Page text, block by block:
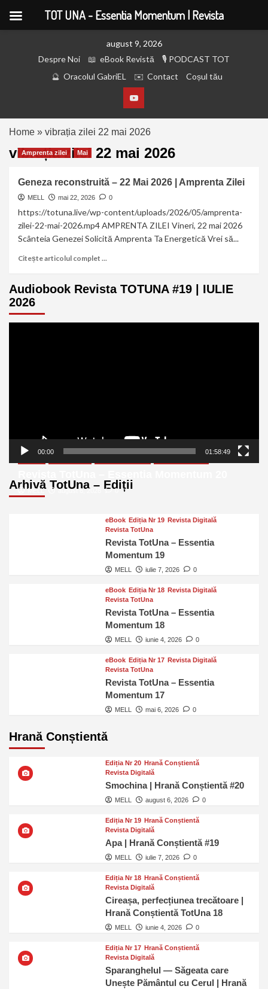
august 9, 2026
Despre Noi
eBook Revistă
PODCAST TOT
Oracolul GabriEL
Contact Coșul tău
Home » vibrația zilei 22 mai 2026
vibrația zilei 22 mai 2026
Amprenta zilei Mai
Geneza reconstruită – 22 Mai 2026 | Amprenta Zilei
MELL mai 22, 2026 0
https://totuna.live/wp-content/uploads/2026/05/amprenta-
zilei-22-mai-2026.mp4 AMPRENTA ZILEI Vineri, 22 mai 2026
Scânteia Genezei Solicită Amprenta Ta Energetică Vrei să...
Citește articolul complet ...
Audiobook Revista TOTUNA #19 | IULIE
2026
00:00 01:58:49
Arhivă TotUna – Ediții
MELL august 6, 2026 0
eBook Ediția Nr 19 Revista Digitală
Revista TotUna
Revista TotUna – Essentia
Momentum 19
MELL iulie 7, 2026 0
eBook Ediția Nr 18 Revista Digitală
Revista TotUna
Revista TotUna – Essentia
Momentum 18
MELL iunie 4, 2026 0
eBook Ediția Nr 17 Revista Digitală
Revista TotUna
Revista TotUna – Essentia
Momentum 17
MELL mai 6, 2026 0
Hrană Conștientă
Ediția Nr 20 Hrană Conștientă
Revista Digitală
Smochina | Hrană Conștientă #20
MELL august 6, 2026 0
Ediția Nr 19 Hrană Conștientă
Revista Digitală
Apa | Hrană Conștientă #19
MELL iulie 7, 2026 0
Ediția Nr 18 Hrană Conștientă
Revista Digitală
Cireașa, perfecțiunea trecătoare |
Hrană Conștientă TotUna 18
MELL iunie 4, 2026 0
Ediția Nr 17 Hrană Conștientă
Revista Digitală
Sparanghelul — Săgeata care
Unește Pământul cu Cerul | Hrană
TOT UNA - Essentia Momentum | Revista